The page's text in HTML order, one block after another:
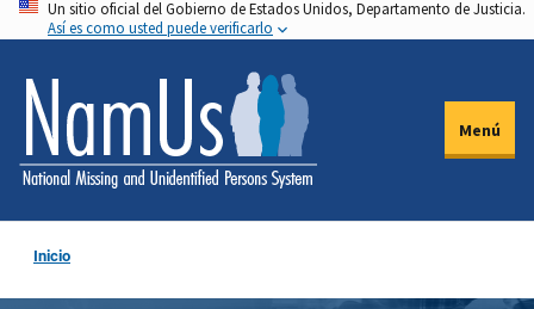
Pasar
al
contenido
principal
Un sitio oficial del Gobierno de Estados Unidos, Departamento de Justicia.
Así es como usted puede verificarlo
Menú
Inicio